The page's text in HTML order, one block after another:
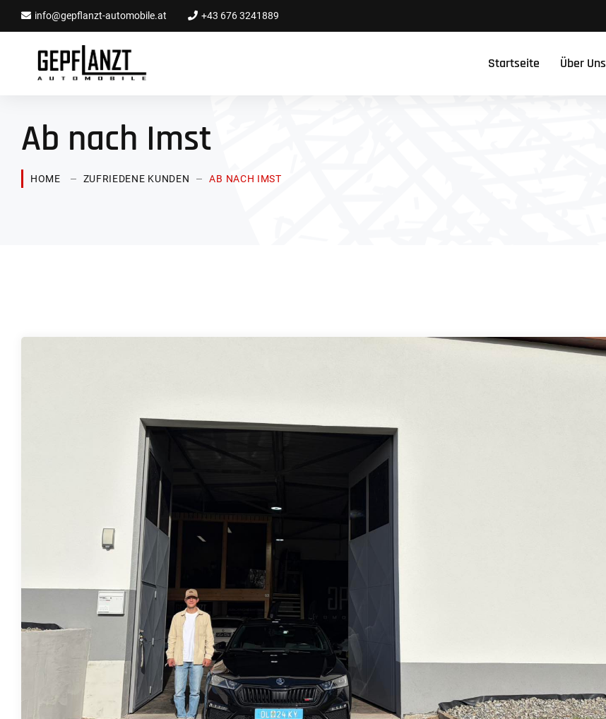
info@gepflanzt-automobile.at +43 676 3241889
Startseite Über Uns
Ab nach Imst
HOME ZUFRIEDENE KUNDEN AB NACH IMST